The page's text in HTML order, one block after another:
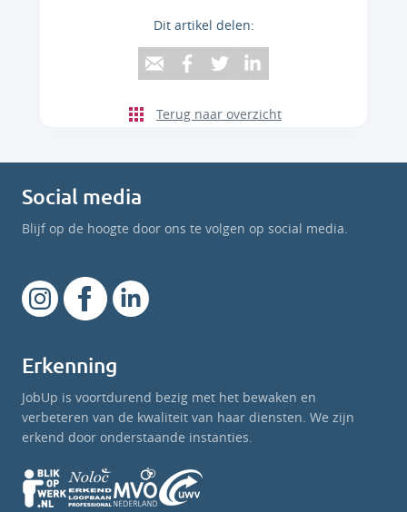
Dit artikel delen:
Terug naar overzicht
Social media
Blijf op de hoogte door ons te volgen op social media.
Erkenning
JobUp is voortdurend bezig met het bewaken en
verbeteren van de kwaliteit van haar diensten. We zijn
erkend door onderstaande instanties.